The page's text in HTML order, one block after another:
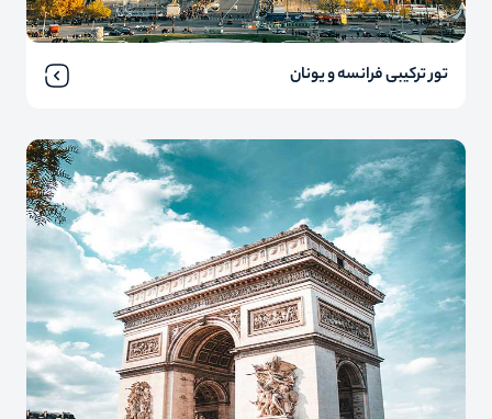
تور ترکیبی فرانسه و یونان